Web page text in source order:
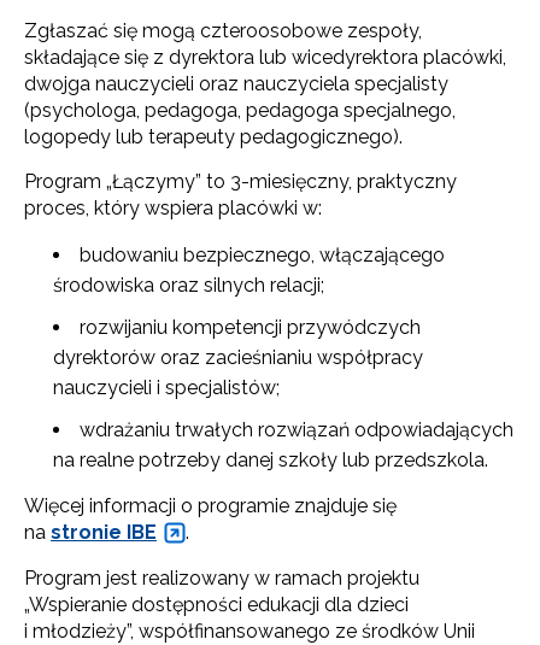
Zgłaszać się mogą czteroosobowe zespoły,
składające się z dyrektora lub wicedyrektora placówki,
dwojga nauczycieli oraz nauczyciela specjalisty
(psychologa, pedagoga, pedagoga specjalnego,
logopedy lub terapeuty pedagogicznego).
Program „Łączymy” to 3-miesięczny, praktyczny
proces, który wspiera placówki w:
budowaniu bezpiecznego, włączającego
środowiska oraz silnych relacji;
rozwijaniu kompetencji przywódczych
dyrektorów oraz zacieśnianiu współpracy
nauczycieli i specjalistów;
wdrażaniu trwałych rozwiązań odpowiadających
na realne potrzeby danej szkoły lub przedszkola.
Więcej informacji o programie znajduje się
na stronie IBE
.
Program jest realizowany w ramach projektu
„Wspieranie dostępności edukacji dla dzieci
i młodzieży”, współfinansowanego ze środków Unii